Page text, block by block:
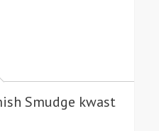
Smudge kwast